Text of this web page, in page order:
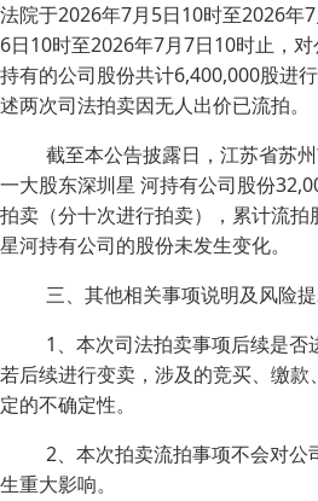
法院于2026年7月5日10时至2026年
6日10时至2026年7月7日10时止，
持有的公司股份共计6,400,000股进
述两次司法拍卖因无人出价已流拍。
截至本公告披露日，江苏省苏
一大股东深圳星 河持有公司股份
拍卖（分十次进行拍卖），累计流
星河持有公司的股份未发生变化。
三、其他相关事项说明及风险
1、本次司法拍卖事项后续是否
若后续进行变卖，涉及的竞买、缴
定的不确定性。
2、本次拍卖流拍事项不会对
生重大影响。